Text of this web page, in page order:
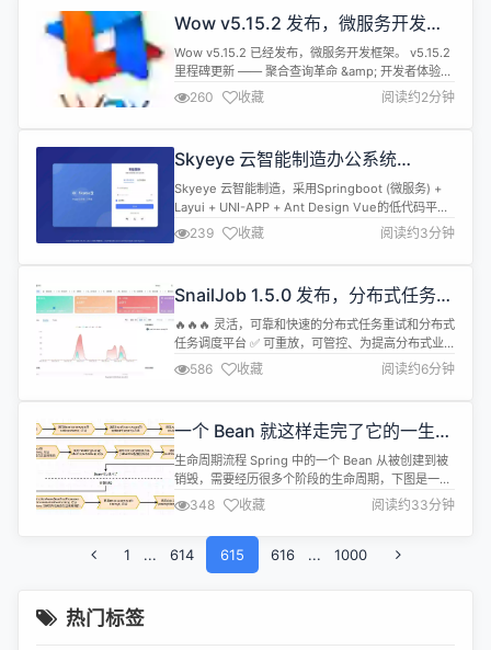
Wow v5.15.2 发布，微服务开发框
架
Wow v5.15.2 已经发布，微服务开发框架。 v5.15.2
里程碑更新 —— 聚合查询革命 &amp; 开发者体验新
高度 新特性重磅登场 创新聚合查询体系 全场景覆
AggregatedListQuery/AggregatedPagedQuery/
300%，支持深度嵌套结...
260 收藏 阅读约2分钟
Skyeye 云智能制造办公系统
v3.16.4 发布
Skyeye 云智能制造，采用Springboot (微服务) +
Layui + UNI-APP + Ant Design Vue的低代码平
台。包含 30 多个应用模块、50 多种电子流程，
CRM、PM、ERP、MES、ADM、EHR、笔记、知识
库、项目、门店、商城、财务、多班次考勤、薪资、
流、日程、云盘等全面...
239 收藏 阅读约3分钟
SnailJob 1.5.0 发布，分布式任务调
度平台
🔥🔥🔥 灵活，可靠和快速的分布式任务重试和分布式
任务调度平台 ✅️ 可重放，可管控、为提高分布式业
务系统一致性的分布式任务重试平台 ✅️ 支持秒级、
可中断、可编排的高性能分布式任务调度平台 项目特
性 易用性业务接入成本小。避免依赖研发人员的技术
停止任务，以及终止运行中的任务 操作简单分钟上
手，支持 W...
586 收藏 阅读约6分钟
一个 Bean 就这样走完了它的一生之
Bean 的出生
生命周期流程 Spring 中的一个 Bean 从被创建到被
销毁，需要经历很多个阶段的生命周期，下图是一个
Bean 从创建到销毁的生命周期流程： 在 Bean 的各
个生命周期流程点，Spring 都提供了对应的接口或
者注解，以便开发者在各个生命周期的流程点能够做
一些自己的操作。 案例解析 定义 Spring 上下文工具
类 Spring 中生命周期最常见的应...
348 收藏 阅读约33分钟
1 ... 614 615 616 ... 1000
热门标签